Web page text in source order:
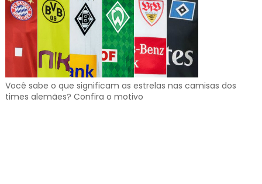
Você sabe o que significam as estrelas nas camisas dos
times alemães? Confira o motivo